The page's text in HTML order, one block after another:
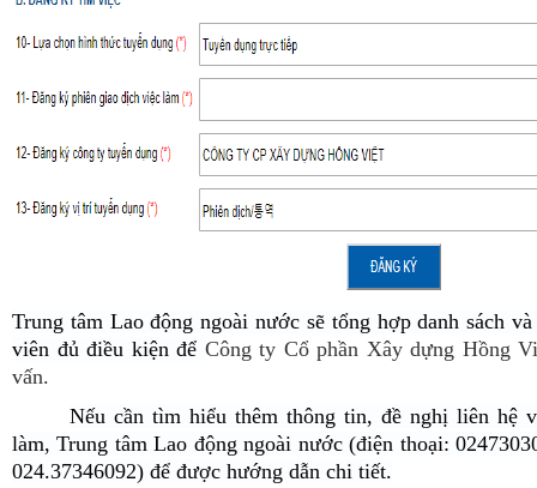
Trung tâm Lao động ngoài nước sẽ tổng hợp danh sách
viên đủ điều kiện để Công ty Cổ phần Xây dựng Hồng
vấn.
Nếu cần tìm hiểu thêm thông tin, đề nghị liên hệ
làm, Trung tâm Lao động ngoài nước (điện thoại:
024.37346092) để được hướng dẫn chi tiết.